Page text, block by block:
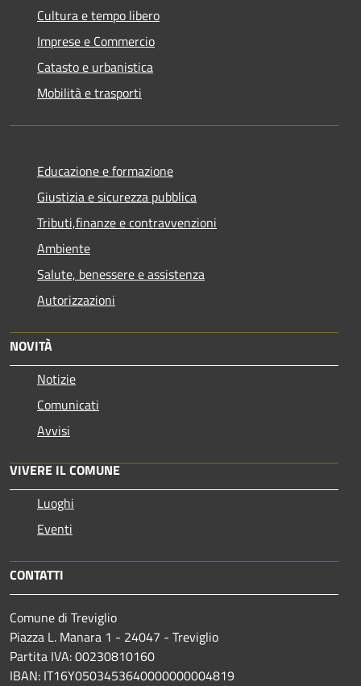
Cultura e tempo libero
Imprese e Commercio
Catasto e urbanistica
Mobilità e trasporti
Educazione e formazione
Giustizia e sicurezza pubblica
Tributi,finanze e contravvenzioni
Ambiente
Salute, benessere e assistenza
Autorizzazioni
NOVITÀ
Notizie
Comunicati
Avvisi
VIVERE IL COMUNE
Luoghi
Eventi
CONTATTI
Comune di Treviglio
Piazza L. Manara 1 - 24047 - Treviglio
Partita IVA: 00230810160
IBAN: IT16Y0503453640000000004819